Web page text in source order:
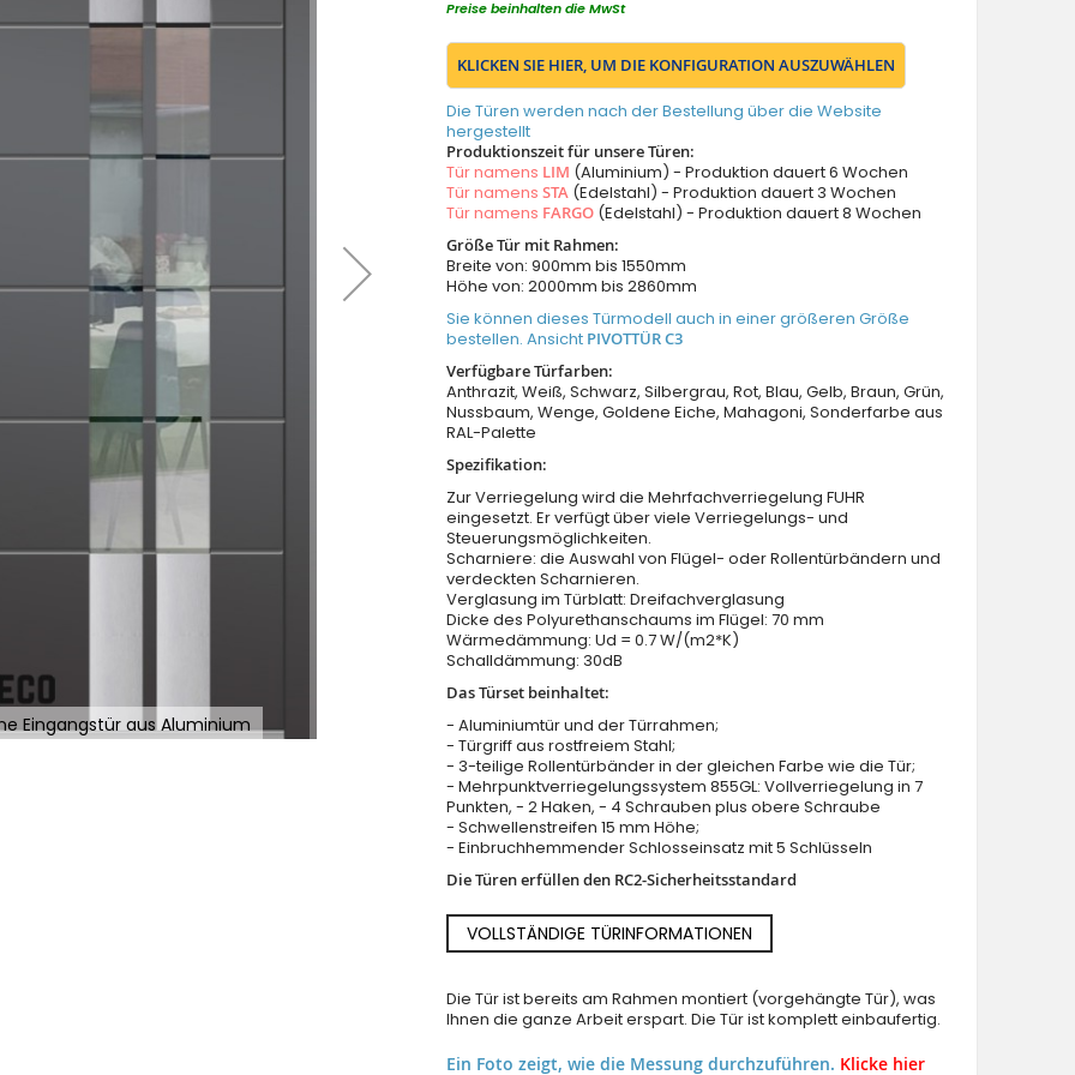
Eingangstür aus Aluminium Anthrazitfarbene moderne Aluminium-Eingangstür
Preise beinhalten die MwSt
KLICKEN SIE HIER, UM DIE KONFIGURATION AUSZUWÄHLEN
Die Türen werden nach der Bestellung über die Website
hergestellt
Produktionszeit für unsere Türen:
Tür namens LIM (Aluminium) - Produktion dauert 6 Wochen
Tür namensSTA (Edelstahl) - Produktion dauert 3 Wochen
Tür namens FARGO (Edelstahl) - Produktion dauert 8 Wochen
Größe Tür mit Rahmen:
Breite von: 900mm bis 1550mm
Höhe von: 2000mm bis 2860mm
Sie können dieses Türmodell auch in einer größeren Größe
bestellen. Ansicht PIVOTTÜR C3
Verfügbare Türfarben:
Anthrazit, Weiß, Schwarz, Silbergrau, Rot, Blau, Gelb, Braun, Grün,
Nussbaum, Wenge, Goldene Eiche, Mahagoni, Sonderfarbe aus
RAL-Palette
Spezifikation:
Zur Verriegelung wird die Mehrfachverriegelung FUHR
eingesetzt. Er verfügt über viele Verriegelungs- und
Steuerungsmöglichkeiten.
Scharniere: die Auswahl von Flügel- oder Rollentürbändern und
verdeckten Scharnieren.
Verglasung im Türblatt: Dreifachverglasung
Dicke des Polyurethanschaums im Flügel: 70 mm
Wärmedämmung: Ud = 0.7 W/(m2*K)
Schalldämmung: 30dB
Das Türset beinhaltet:
- Aluminiumtür und der Türrahmen;
- Türgriff aus rostfreiem Stahl;
- 3-teilige Rollentürbänder in der gleichen Farbe wie die Tür;
- Mehrpunktverriegelungssystem 855GL: Vollverriegelung in 7
Punkten, - 2 Haken, - 4 Schrauben plus obere Schraube
- Schwellenstreifen 15 mm Höhe;
- Einbruchhemmender Schlosseinsatz mit 5 Schlüsseln
Die Türen erfüllen den RC2-Sicherheitsstandard
VOLLSTÄNDIGE TÜRINFORMATIONEN
Die Tür ist bereits am Rahmen montiert (vorgehängte Tür), was
Ihnen die ganze Arbeit erspart. Die Tür ist komplett einbaufertig.
Ein Foto zeigt, wie die Messung durchzuführen. Klicke hier